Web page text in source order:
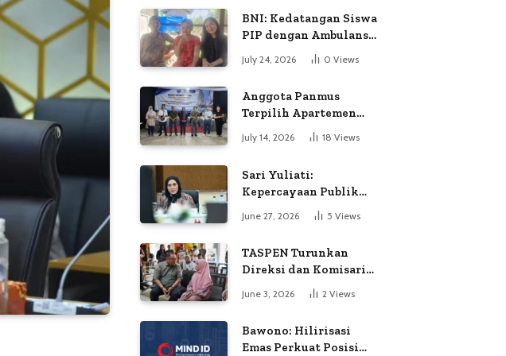
BNI: Kedatangan Siswa
PIP dengan Ambulans
Permintaan Petugas
July 24, 2026 0 Views
Anggota Panmus
Terpilih Apartemen
Gardenia Boulevard
Soroti Dugaan
July 14, 2026 18 Views
Sari Yuliati:
Kepercayaan Publik
Adalah Modal Terbesar
Polri
June 27, 2026 5 Views
TASPEN Turunkan
Direksi dan Komisaris
untuk Awasi
Penyaluran Gaji Ke-13
June 3, 2026 2 Views
Bawono: Hilirisasi
Emas Perkuat Posisi